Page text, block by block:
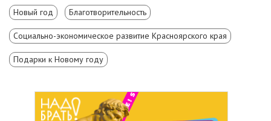
Новый год Благотворительность
Социально-экономическое развитие Красноярского края
Подарки к Новому году